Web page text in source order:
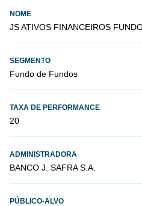
NOME
JS ATIVOS FINANCEIROS
SEGMENTO
Fundo de Fundos
TAXA DE PERFORMANCE
20
ADMINISTRADORA
BANCO J. SAFRA S.A.
PÚBLICO-ALVO